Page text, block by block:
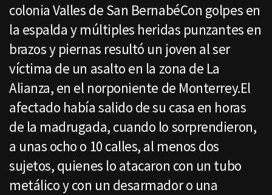
colonia Valles de San BernabéCon golpes en
la espalda y múltiples heridas punzantes en
brazos y piernas resultó un joven al ser
víctima de un asalto en la zona de La
Alianza, en el norponiente de Monterrey.El
afectado había salido de su casa en horas
de la madrugada, cuando lo sorprendieron,
a unas ocho o 10 calles, al menos dos
sujetos, quienes lo atacaron con un tubo
metálico y con un desarmador o una